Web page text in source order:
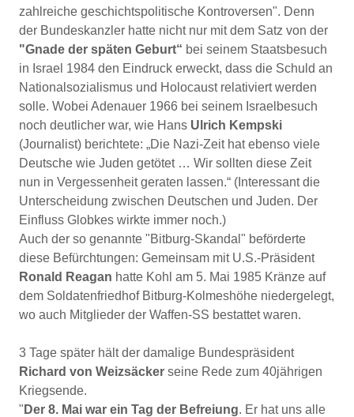
zahlreiche geschichtspolitische Kontroversen". Denn
der Bundeskanzler hatte nicht nur mit dem Satz von der
"Gnade der späten Geburt“ bei seinem Staatsbesuch
in Israel 1984 den Eindruck erweckt, dass die Schuld an
Nationalsozialismus und Holocaust relativiert werden
solle. Wobei Adenauer 1966 bei seinem Israelbesuch
noch deutlicher war, wie Hans Ulrich Kempski
(Journalist) berichtete: „Die Nazi-Zeit hat ebenso viele
Deutsche wie Juden getötet … Wir sollten diese Zeit
nun in Vergessenheit geraten lassen.“ (Interessant die
Unterscheidung zwischen Deutschen und Juden. Der
Einfluss Globkes wirkte immer noch.)
Auch der so genannte "Bitburg-Skandal" beförderte
diese Befürchtungen: Gemeinsam mit U.S.-Präsident
Ronald Reagan hatte Kohl am 5. Mai 1985 Kränze auf
dem Soldatenfriedhof Bitburg-Kolmeshöhe niedergelegt,
wo auch Mitglieder der Waffen-SS bestattet waren.
3 Tage später hält der damalige Bundespräsident
Richard von Weizsäcker seine Rede zum 40jährigen
Kriegsende.
" Der 8. Mai war ein Tag der Befreiung. Er hat uns alle